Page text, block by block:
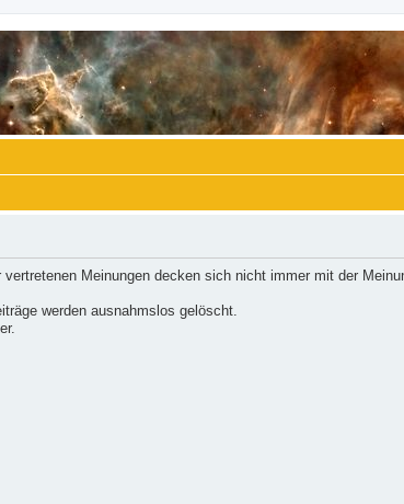
Meinungen decken sich nicht immer mit der
werden ausnahmslos gelöscht.